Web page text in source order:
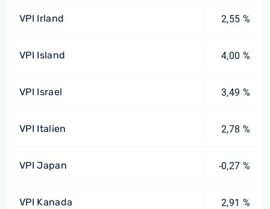
VPI Irland 2,55 %
VPI Island 4,00 %
VPI Israel 3,49 %
VPI Italien 2,78 %
VPI Japan -0,27 %
VPI Kanada 2,91 %